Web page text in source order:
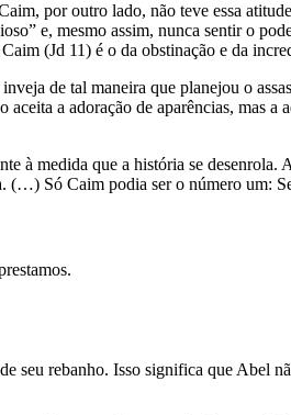
por outro lado, não teve essa
e, mesmo assim, nunca sentir o
(Jd 11) é o da obstinação e da
de tal maneira que planejou o
a adoração de aparências, mas
à medida que a história se
Só Caim podia ser o número um:
seu rebanho. Isso significa que Abel